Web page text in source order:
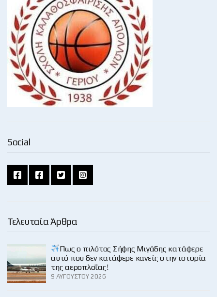
Social
Τελευταία Άρθρα
Πως ο πιλότος Σήφης Μιγάδης κατάφερε
αυτό που δεν κατάφερε κανείς στην ιστορία
της αεροπλοΐας!
9 ΑΥΓΟΎΣΤΟΥ 2026